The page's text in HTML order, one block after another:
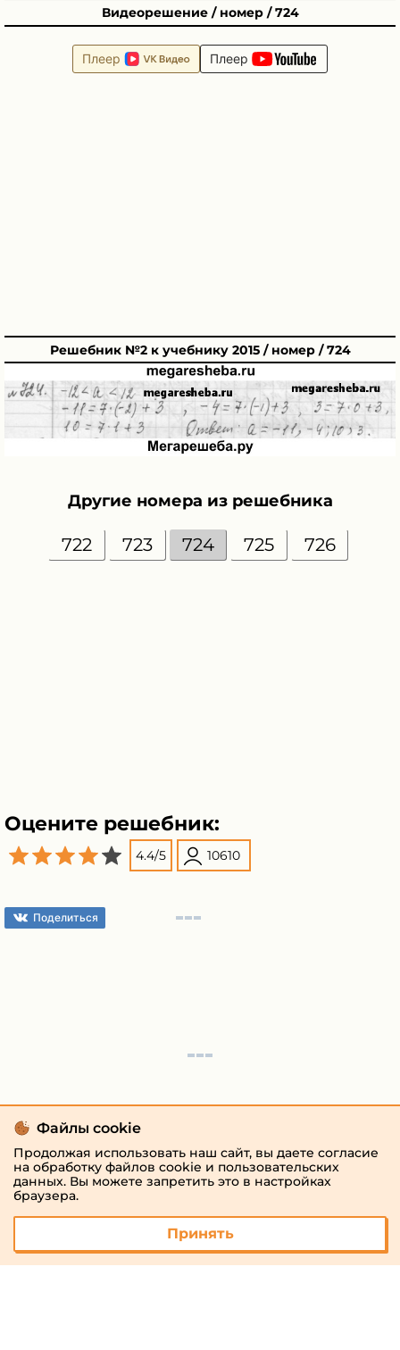
Видеорешение / номер / 724
Плеер Плеер
Решебник №2 к учебнику 2015 / номер / 724
Другие номера из решебника
722 723 724 725 726
Оцените решебник:
4.4/5 10610
Поделиться
Файлы cookie
Продолжая использовать наш сайт, вы даете согласие
на обработку файлов cookie и пользовательских
данных. Вы можете запретить это в настройках
браузера.
Принять